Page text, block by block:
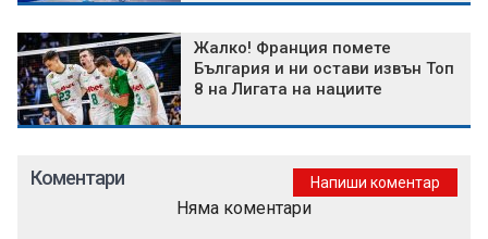
Жалко! Франция помете
България и ни остави извън Топ
8 на Лигата на нациите
Коментари Напиши коментар
Няма коментари